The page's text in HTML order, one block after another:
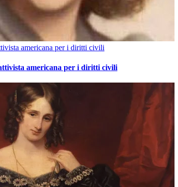
americana per i diritti civili
americana per i diritti civili